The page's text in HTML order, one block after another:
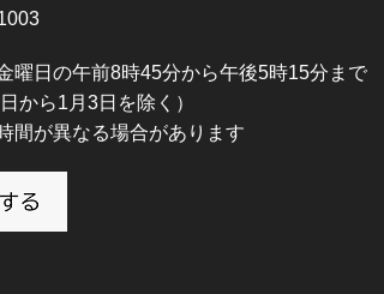
曜日の午前8時45分から午後5時15分まで
から1月3日を除く）
間が異なる場合があります